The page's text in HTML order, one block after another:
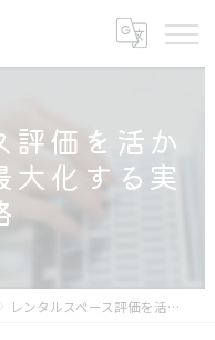
評価を活か
大化する実
レンタルスペース評価を活かして運営利益を最大化する実践戦略